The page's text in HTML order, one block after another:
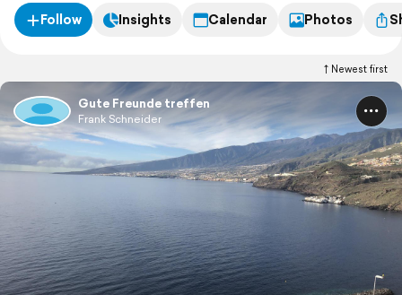
Follow Insights Calendar Photos
Newest first
Gute Freunde treffen
Frank Schneider